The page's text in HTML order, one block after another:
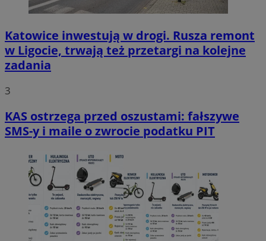
Katowice inwestują w drogi. Rusza remont
w Ligocie, trwają też przetargi na kolejne
zadania
3
KAS ostrzega przed oszustami: fałszywe
SMS-y i maile o zwrocie podatku PIT